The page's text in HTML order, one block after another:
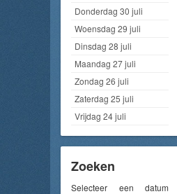
Donderdag 30 juli
Woensdag 29 juli
Dinsdag 28 juli
Maandag 27 juli
Zondag 26 juli
Zaterdag 25 juli
Vrijdag 24 juli
Zoeken
Selecteer een datum